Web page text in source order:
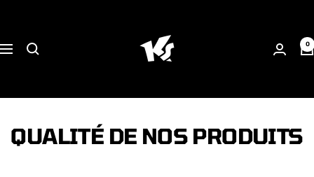
contenu
Navigation
Suisse
0
QUALITÉ DE NOS PRODUITS